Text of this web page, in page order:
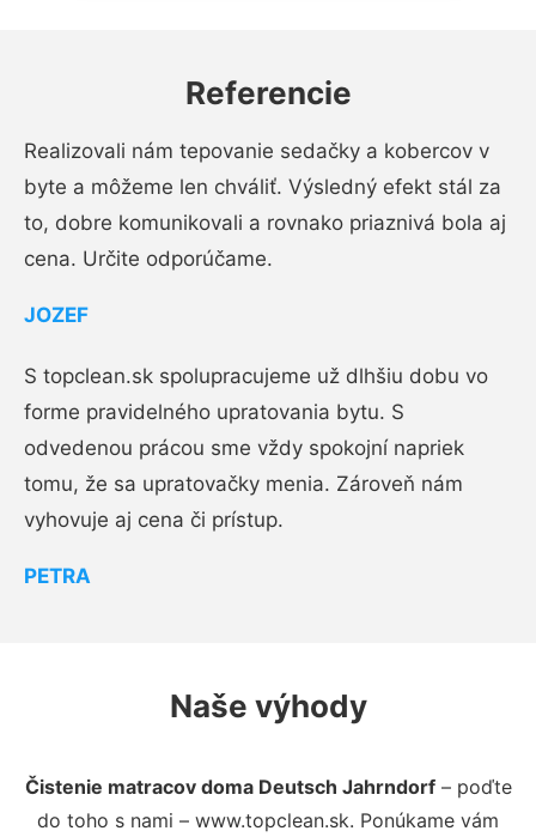
Referencie
Realizovali nám tepovanie sedačky a kobercov v
byte a môžeme len chváliť. Výsledný efekt stál za
to, dobre komunikovali a rovnako priaznivá bola aj
cena. Určite odporúčame.
JOZEF
S topclean.sk spolupracujeme už dlhšiu dobu vo
forme pravidelného upratovania bytu. S
odvedenou prácou sme vždy spokojní napriek
tomu, že sa upratovačky menia. Zároveň nám
vyhovuje aj cena či prístup.
PETRA
Naše výhody
Čistenie matracov doma Deutsch Jahrndorf– poďte
do toho s nami – www.topclean.sk. Ponúkame vám